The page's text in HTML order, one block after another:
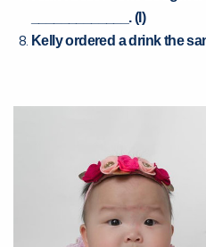
_____________.(I)
Kelly ordered a drink the
VOLTAR